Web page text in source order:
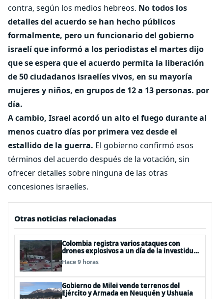
contra, según los medios hebreos. No todos los
detalles del acuerdo se han hecho públicos
formalmente, pero un funcionario del gobierno
israelí que informó a los periodistas el martes dijo
que se espera que el acuerdo permita la liberación
de 50 ciudadanos israelíes vivos, en su mayoría
mujeres y niños, en grupos de 12 a 13 personas. por
día.
A cambio, Israel acordó un alto el fuego durante al
menos cuatro días por primera vez desde el
estallido de la guerra. El gobierno confirmó esos
términos del acuerdo después de la votación, sin
ofrecer detalles sobre ninguna de las otras
concesiones israelíes.
Otras noticias relacionadas
Colombia registra varios ataques con
drones explosivos a un día de la investidura
de De la Espriella: un policía muerto
Hace 9 horas
Gobierno de Milei vende terrenos del
Ejército y Armada en Neuquén y Ushuaia